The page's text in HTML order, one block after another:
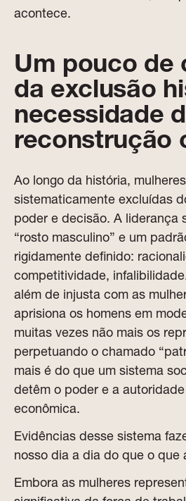
acontece.
Um pouco de
da exclusão
necessidade
reconstrução
Ao longo da história,
sistematicamente excluídas
poder e decisão. A liderança
“rosto masculino” e um
rigidamente definido:
competitividade,
além de injusta com as
aprisiona os homens em
muitas vezes não mais os
perpetuando o chamado
mais é do que um sistema
detêm o poder e a
econômica.
Evidências desse sistema
nosso dia a dia do que o que
Embora as mulheres